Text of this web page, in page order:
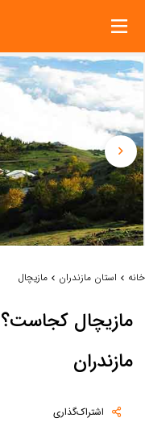
خانه استان مازندران مازیچال
مازیچال کجاست؟
مازندران
اشتراک‌گذاری